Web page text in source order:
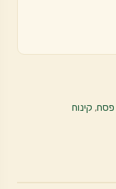
פסח, קינוח